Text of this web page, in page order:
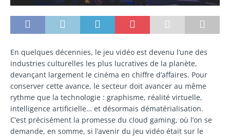
En quelques décennies, le jeu vidéo est devenu l’une des
industries culturelles les plus lucratives de la planète,
devançant largement le cinéma en chiffre d’affaires. Pour
conserver cette avance, le secteur doit avancer au même
rythme que la technologie : graphisme, réalité virtuelle,
intelligence artificielle… et désormais dématérialisation.
C’est précisément la promesse du cloud gaming, où l’on se
demande, en somme, si l’avenir du jeu vidéo était sur le